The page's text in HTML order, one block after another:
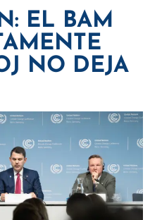
EL BAM
NO DEJA